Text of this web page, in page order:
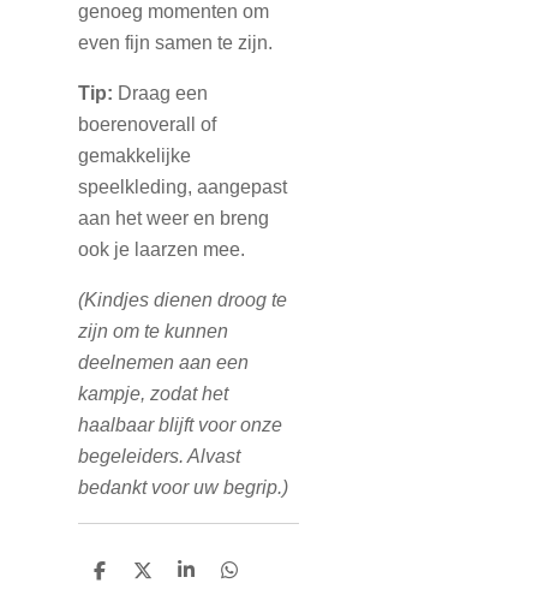
genoeg momenten om
even fijn samen te zijn.
Tip: Draag een
boerenoverall of
gemakkelijke
speelkleding, aangepast
aan het weer en breng
ook je laarzen mee.
(Kindjes dienen droog te
zijn om te kunnen
deelnemen aan een
kampje, zodat het
haalbaar blijft voor onze
begeleiders. Alvast
bedankt voor uw begrip.)
D
D
S
D